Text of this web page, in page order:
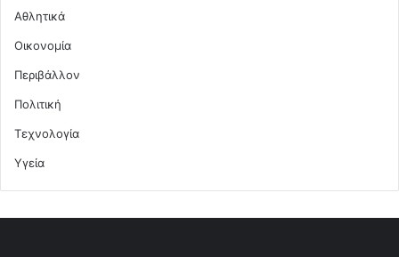
Αθλητικά
Οικονομία
Περιβάλλον
Πολιτική
Τεχνολογία
Υγεία